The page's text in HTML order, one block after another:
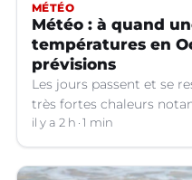
MÉTÉO
Météo : à quand
températures en
prévisions
Les jours passent et se
très fortes chaleurs
Jusqu’à quand ?
il y a 2 h 1 min